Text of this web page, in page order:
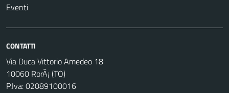
Eventi
CONTATTI
Via Duca Vittorio Amedeo 18
10060 RorÃ¡ (TO)
P.Iva: 02089100016